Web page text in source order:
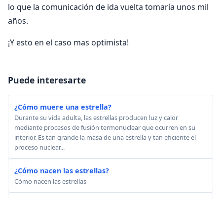
lo que la comunicación de ida vuelta tomaría unos mil
años.
¡Y esto en el caso mas optimista!
Puede interesarte
¿Cómo muere una estrella?
Durante su vida adulta, las estrellas producen luz y calor
mediante procesos de fusión termonuclear que ocurren en su
interior. Es tan grande la masa de una estrella y tan eficiente el
proceso nuclear...
¿Cómo nacen las estrellas?
Cómo nacen las estrellas